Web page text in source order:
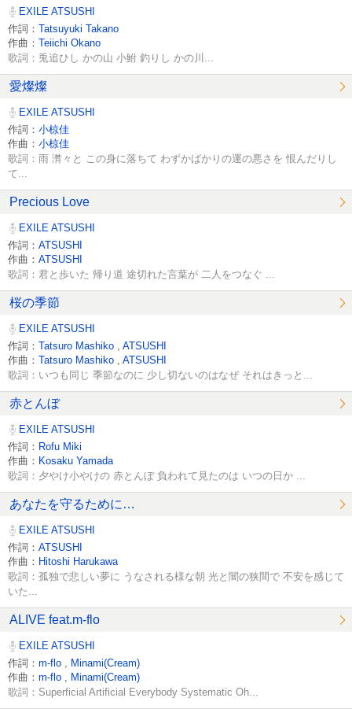
EXILE ATSUSHI
作詞： Tatsuyuki Takano
作曲： Teiichi Okano
歌詞：兎追ひし かの山 小鮒 釣りし かの川...
愛燦燦
EXILE ATSUSHI
作詞： 小椋佳
作曲： 小椋佳
歌詞：雨 潸々と この身に落ちて わずかばかりの運の悪さを 恨んだりし
て...
Precious Love
EXILE ATSUSHI
作詞： ATSUSHI
作曲： ATSUSHI
歌詞：君と歩いた 帰り道 途切れた言葉が 二人をつなぐ ...
桜の季節
EXILE ATSUSHI
作詞： Tatsuro Mashiko
ATSUSHI
作曲： Tatsuro Mashiko ATSUSHI
歌詞：いつも同じ 季節なのに 少し切ないのはなぜ それはきっと...
赤とんぼ
EXILE ATSUSHI
作詞： Rofu Miki
作曲： Kosaku Yamada
歌詞：夕やけ小やけの 赤とんぼ 負われて見たのは いつの日か ...
あなたを守るために…
EXILE ATSUSHI
作詞： ATSUSHI
作曲： Hitoshi Harukawa
歌詞：孤独で悲しい夢に うなされる様な朝 光と闇の狭間で 不安を感じて
いた...
ALIVE feat.m-flo
EXILE ATSUSHI
作詞： m-flo
Minami(Cream)
作曲： m-flo Minami(Cream)
歌詞：Superficial Artificial Everybody Systematic Oh...